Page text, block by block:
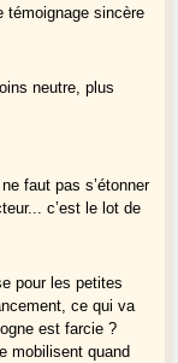
témoignage sincère
neutre, plus
faut pas s’étonner
c’est le lot de
pour les petites
ce qui va
est farcie ?
mobilisent quand